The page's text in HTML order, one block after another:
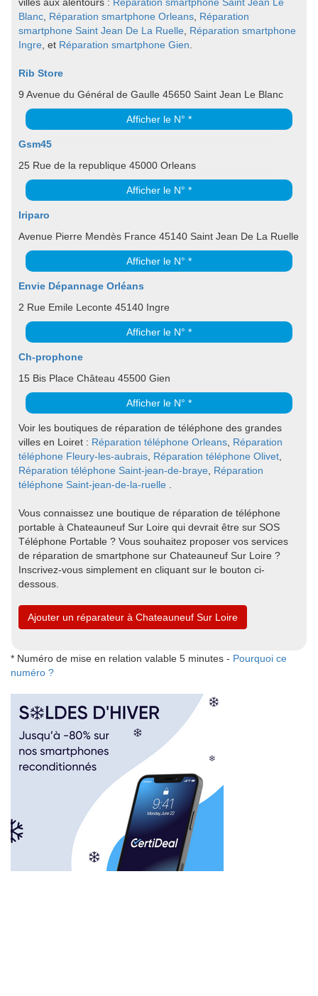
Blanc Réparation smartphone Orleans Réparation
smartphone Saint Jean De La Ruelle
Réparation smartphone
Ingre , et Réparation smartphone Gien
Rib Store
9 Avenue du Général de Gaulle 45650 Saint Jean Le Blanc
Afficher le N° *
Gsm45
25 Rue de la republique 45000 Orleans
Afficher le N° *
Iriparo
Avenue Pierre Mendès France 45140 Saint Jean De La Ruelle
Afficher le N° *
Envie Dépannage Orléans
2 Rue Emile Leconte 45140 Ingre
Afficher le N° *
Ch-prophone
15 Bis Place Château 45500 Gien
Afficher le N° *
Voir les boutiques de réparation de téléphone des grandes
villes en Loiret : Réparation téléphone Orleans Réparation
téléphone Fleury-les-aubrais Réparation téléphone Olivet
Réparation téléphone Saint-jean-de-braye
Réparation
téléphone Saint-jean-de-la-ruelle
Vous connaissez une boutique de réparation de téléphone
portable à Chateauneuf Sur Loire qui devrait être sur SOS
Téléphone Portable ? Vous souhaitez proposer vos services
de réparation de smartphone sur Chateauneuf Sur Loire ?
Inscrivez-vous simplement en cliquant sur le bouton ci-
dessous.
Ajouter un réparateur à Chateauneuf Sur Loire
* Numéro de mise en relation valable 5 minutes - Pourquoi ce
numéro ?